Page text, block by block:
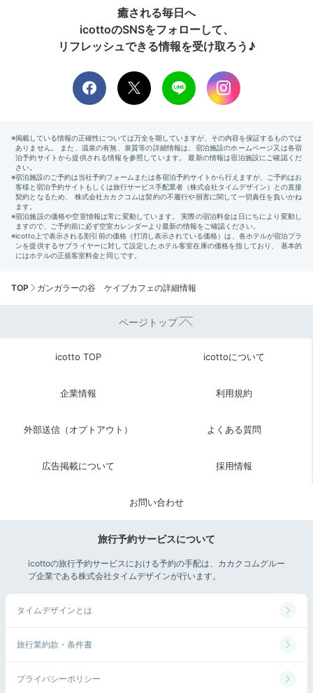
癒される毎日へ
icottoのSNSをフォローして、
リフレッシュできる情報を受け取ろう♪
TOP ガンガラーの谷 ケイブカフェの詳細情報
ページトップ
icotto TOP icottoについて
企業情報 利用規約
外部送信（オプトアウト） よくある質問
広告掲載について 採用情報
お問い合わせ
旅行予約サービスについて
icottoの旅行予約サービスにおける予約の手配は、カカクコムグルー
プ企業である株式会社タイムデザインが行います。
タイムデザインとは
旅行業約款・条件書
プライバシーポリシー